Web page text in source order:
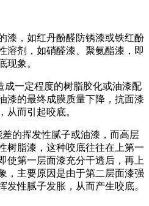
漆，如红丹酚醛防锈漆或铁红酚
溶剂，如硝醛漆、聚氨酯漆，即
现象。
成一定程度的树脂胶化或油漆配
漆的最终成膜质量下降，抗面漆
从而引起咬底。
的挥发性腻子或油漆，而高层
树脂漆，这种咬底往往在上第一
使第一层面漆充分干透后，再上
，主要原因是由于第二层面漆强
发性腻子发胀，从而产生咬底。